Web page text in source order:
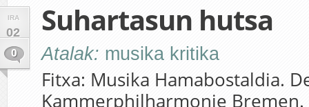
IRA
02
0
Suhartasun hutsa
Atalak: musika kritika
Fitxa: Musika Hamabostaldia.
Kammerphilharmonie Bremen.